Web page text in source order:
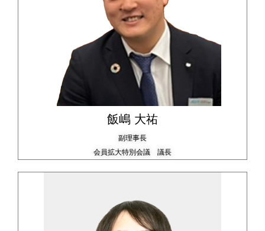
飯嶋 大祐
副理事長
会員拡大特別会議 議長